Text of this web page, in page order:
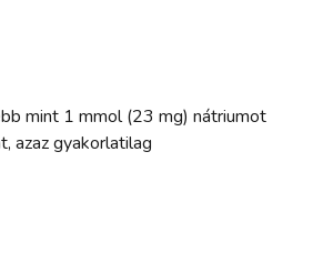
mint 1 mmol (23 mg) nátriumot
azaz gyakorlatilag